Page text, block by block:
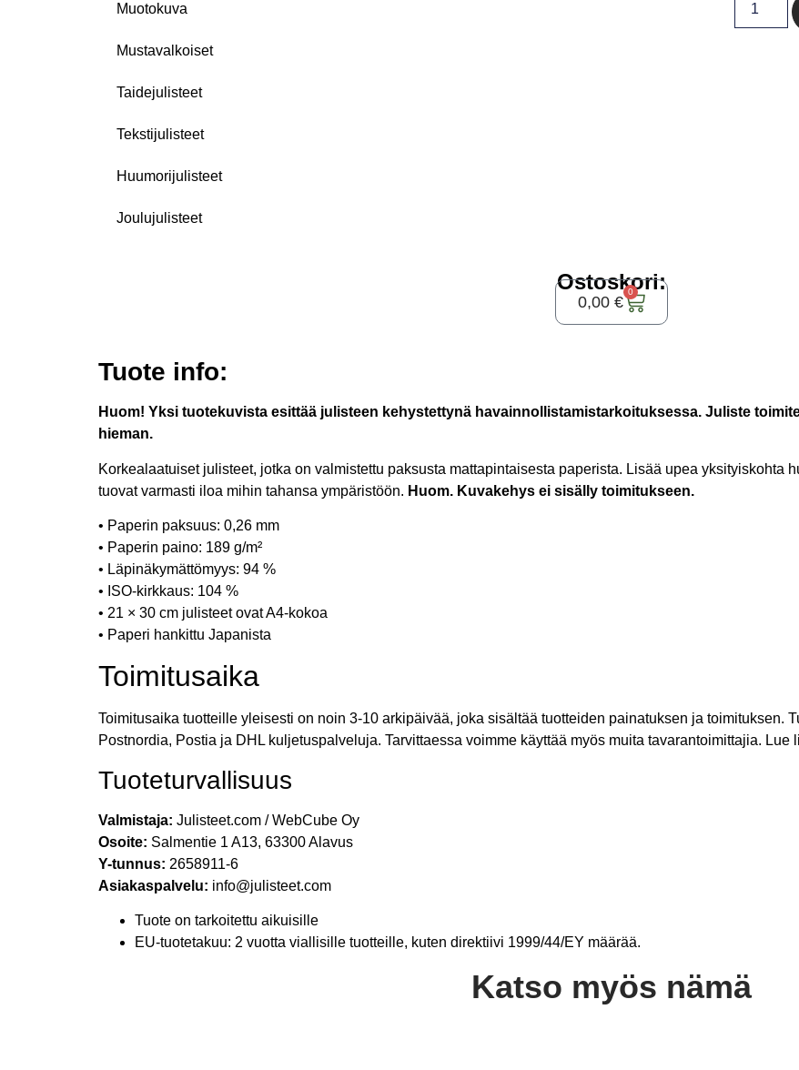
Muotokuva
Mustavalkoiset
Taidejulisteet
Tekstijulisteet
Huumorijulisteet
Joulujulisteet
Ostoskori:
0,00 €
0
Tuote info:
Huom! Yksi tuotekuvista esittää julisteen kehystettynä havainnollistamistarkoituksessa. Juliste
hieman.
Korkealaatuiset julisteet, jotka on valmistettu paksusta mattapintaisesta paperista. Lisää upea yksityiskohta
tuovat varmasti iloa mihin tahansa ympäristöön. Huom. Kuvakehys ei sisälly toimitukseen.
• Paperin paksuus: 0,26 mm
• Paperin paino: 189 g/m²
• Läpinäkymättömyys: 94 %
• ISO-kirkkaus: 104 %
• 21 × 30 cm julisteet ovat A4-kokoa
• Paperi hankittu Japanista
Toimitusaika
Toimitusaika tuotteille yleisesti on noin 3-10 arkipäivää, joka sisältää tuotteiden painatuksen ja toimituksen.
Postnordia, Postia ja DHL kuljetuspalveluja. Tarvittaessa voimme käyttää myös muita tavarantoimittajia. Lue
Tuoteturvallisuus
Valmistaja: Julisteet.com / WebCube Oy
Osoite: Salmentie 1 A13, 63300 Alavus
Y-tunnus: 2658911-6
Asiakaspalvelu: info@julisteet.com
Tuote on tarkoitettu aikuisille
EU-tuotetakuu: 2 vuotta viallisille tuotteille, kuten direktiivi 1999/44/EY määrää.
Katso myös nämä